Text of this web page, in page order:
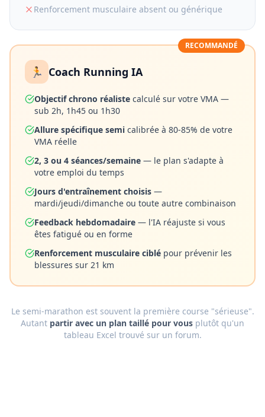
Renforcement musculaire absent ou générique
RECOMMANDÉ
🏃 Coach Running IA
Objectif chrono réaliste calculé sur votre VMA —
sub 2h, 1h45 ou 1h30
Allure spécifique semi calibrée à 80-85% de votre
VMA réelle
2, 3 ou 4 séances/semaine — le plan s'adapte à
votre emploi du temps
Jours d'entraînement choisis —
mardi/jeudi/dimanche ou toute autre combinaison
Feedback hebdomadaire — l'IA réajuste si vous
êtes fatigué ou en forme
Renforcement musculaire ciblé pour prévenir les
blessures sur 21 km
Le semi-marathon est souvent la première course "sérieuse".
Autant partir avec un plan taillé pour vous plutôt qu'un
tableau Excel trouvé sur un forum.